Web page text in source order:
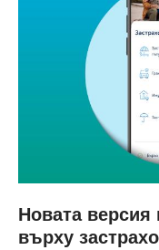
Новата
върху